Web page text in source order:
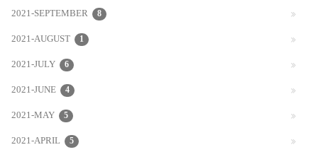
2021-SEPTEMBER 8
2021-AUGUST 1
2021-JULY 6
2021-JUNE 4
2021-MAY 5
2021-APRIL 5